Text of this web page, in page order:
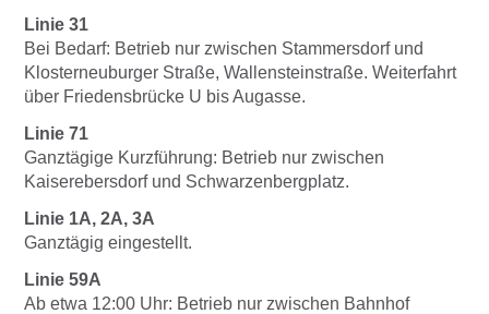
Linie 31
Bei Bedarf: Betrieb nur zwischen Stammersdorf und
Klosterneuburger Straße, Wallensteinstraße. Weiterfahrt
über Friedensbrücke U bis Augasse.
Linie 71
Ganztägige Kurzführung: Betrieb nur zwischen
Kaiserebersdorf und Schwarzenbergplatz.
Linie 1A, 2A, 3A
Ganztägig eingestellt.
Linie 59A
Ab etwa 12:00 Uhr: Betrieb nur zwischen Bahnhof